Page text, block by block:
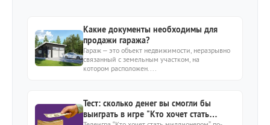
Какие документы необходимы для
продажи гаража?
Гараж – это объект недвижимости, неразрывно
связанный с земельным участком, на
котором расположен....
Тест: сколько денег вы смогли бы
выиграть в игре "Кто хочет стать